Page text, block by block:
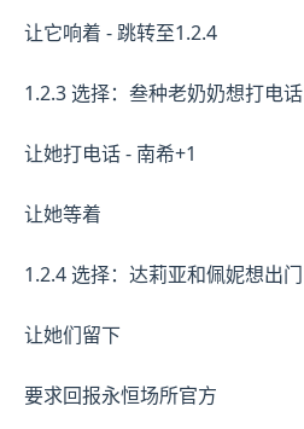
让它响着 - 跳转至1.2.4
1.2.3 选择：叁种老奶奶想打电话
让她打电话 - 南希+1
让她等着
1.2.4 选择：达莉亚和佩妮想出门
让她们留下
要求回报永恒场所官方